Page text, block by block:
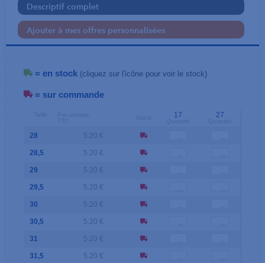
Descriptif complet
Ajouter à mes offres personnalisées
= en stock (cliquez sur l'icône pour voir le stock)
= sur commande
17 27
28 5.20 €
28,5 5.20 €
29 5.20 €
29,5 5.20 €
30 5.20 €
30,5 5.20 €
31 5.20 €
31,5 5.20 €